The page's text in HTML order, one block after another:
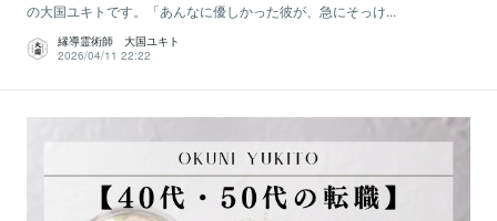
の大国ユキトです。「あんなに優しかった彼が、急にそっけ...
縁導霊術師 大国ユキト
2026/04/11 22:22